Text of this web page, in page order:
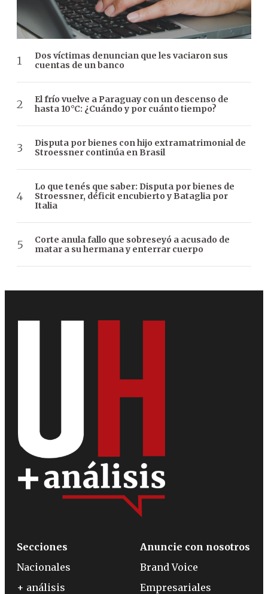
Dos víctimas denuncian que les vaciaron sus
cuentas de un banco
El frío vuelve a Paraguay con un descenso de
hasta 10°C: ¿Cuándo y por cuánto tiempo?
Disputa por bienes con hijo extramatrimonial de
Stroessner continúa en Brasil
Lo que tenés que saber: Disputa por bienes de
Stroessner, déficit encubierto y Bataglia por
Italia
Corte anula fallo que sobreseyó a acusado de
matar a su hermana y enterrar cuerpo
Secciones
Nacionales
+ análisis
Anuncie con nosotros
Brand Voice
Empresariales